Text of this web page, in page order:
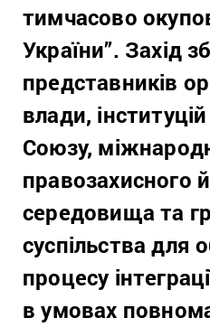
тимчасово
України”. Захід
представників
влади,
Союзу,
правозахисного
середовища та
суспільства для
процесу
в умовах